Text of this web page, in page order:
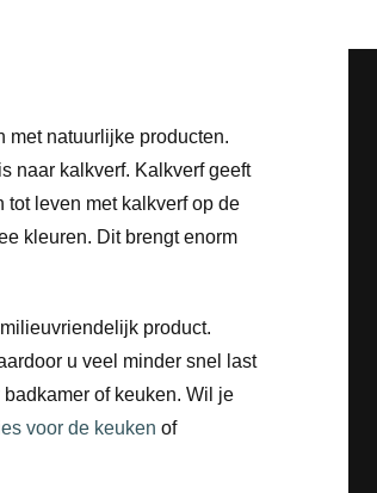
met natuurlijke producten.
naar kalkverf. Kalkverf geeft
leven met kalkverf op de
kleuren. Dit brengt enorm
product.
u veel minder snel last
of keuken. Wil je
voor de keuken of